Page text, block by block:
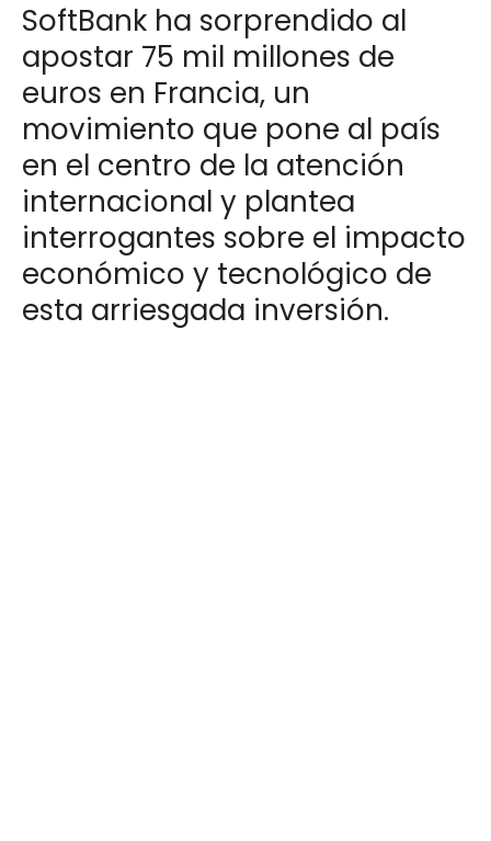
SoftBank ha sorprendido al
apostar 75 mil millones de
euros en Francia, un
movimiento que pone al país
en el centro de la atención
internacional y plantea
interrogantes sobre el impacto
económico y tecnológico de
esta arriesgada inversión.